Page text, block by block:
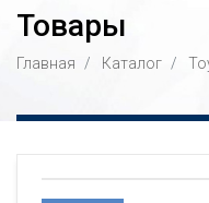
Товары
Главная Каталог